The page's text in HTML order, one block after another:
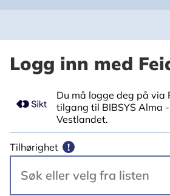
Logg inn med
Du må logge deg på via
tilgang til BIBSYS Alma
Vestlandet.
Tilhørighet !